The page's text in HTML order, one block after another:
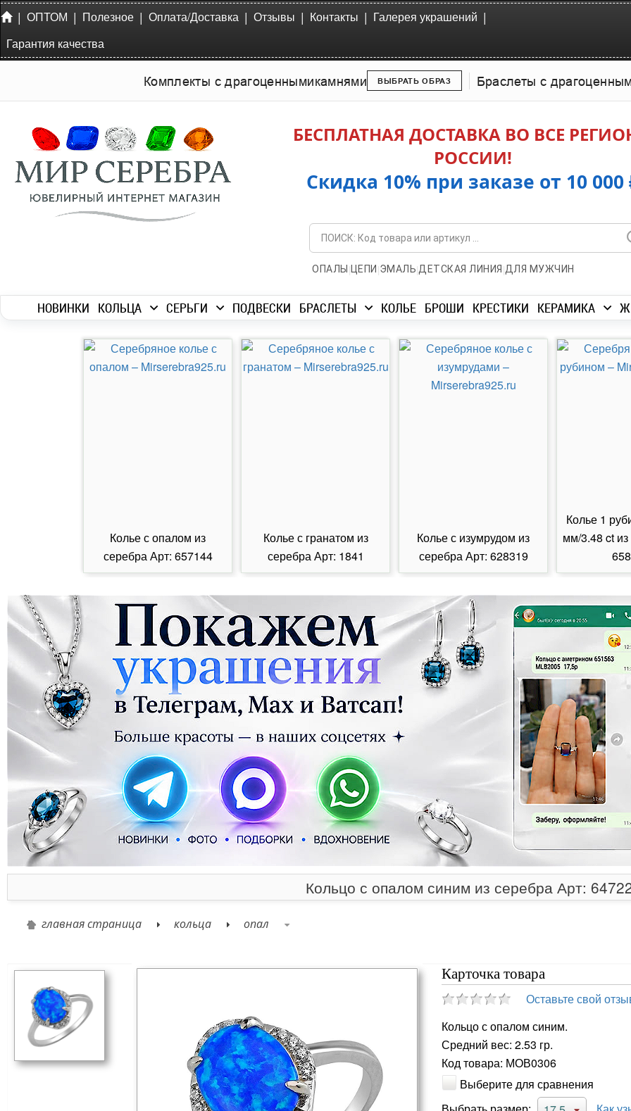
| ОПТОМ | Полезное | Оплата/Доставка | Отзывы | Контакты | Галерея украшений |
Гарантия качества
Комплекты с драгоценнымикамнями ВЫБРАТЬ ОБРАЗ Браслеты с
БЕСПЛАТНАЯ ДОСТАВКА ВО ВСЕ
РОССИИ!
Скидка 10% при заказе от 10 000
ОПАЛЫ | ЦЕПИ |ЭМАЛЬ|ДЕТСКАЯ ЛИНИЯ |ДЛЯ МУЖЧИН
НОВИНКИ КОЛЬЦА СЕРЬГИ ПОДВЕСКИ БРАСЛЕТЫ КОЛЬЕ БРОШИ КРЕСТИКИ КЕРАМИКА
Колье с опалом из
серебра Арт: 657144
Колье с гранатом из
серебра Арт: 1841
Колье с изумрудом из
серебра Арт: 628319
Колье 1
мм/3.48 ct
Кольцо с опалом синим из серебра Арт:
главная страница кольца опал
Карточка товара
Оставьте свой
Кольцо с опалом синим.
Средний вес: 2.53 гр.
Код товара: МОВ0306
Выберите для сравнения